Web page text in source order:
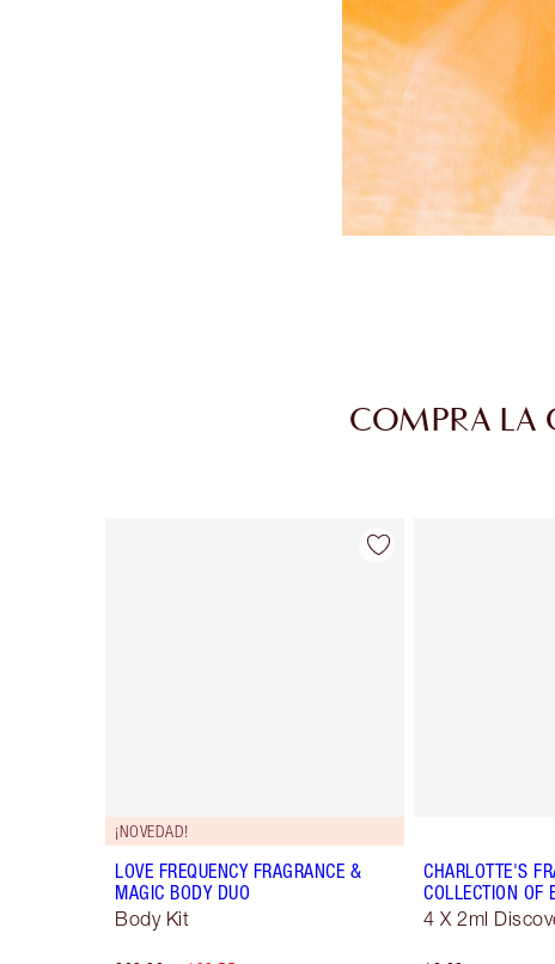
COMPRA LA
Artículo 1 de 30
¡NOVEDAD!
LOVE FREQUENCY FRAGRANCE &
MAGIC BODY DUO
Body Kit
CHARLOTTE'S
COLLECTION OF
4 X 2ml